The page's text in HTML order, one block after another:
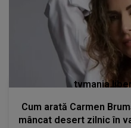
Cum arată Carmen
mâncat desert zilnic în